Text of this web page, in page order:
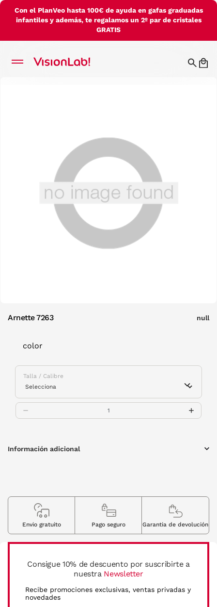
Con el PlanVeo hasta 100€ de ayuda en gafas graduadas
infantiles y además, te regalamos un 2º par de cristales
GRATIS
Arnette 7263 null
color
Talla / Calibre
Información adicional
Consigue 10% de descuento por suscribirte a
nuestra Newsletter
Recibe promociones exclusivas, ventas privadas y
novedades
Envio gratuito Pago seguro Garantia de devolución